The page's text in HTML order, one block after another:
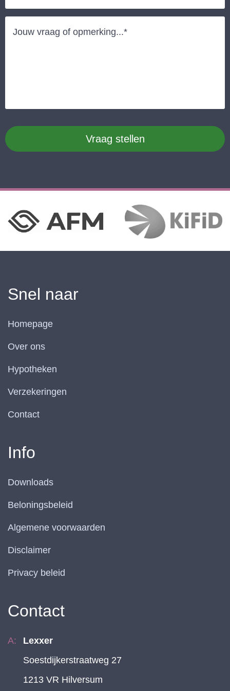
Snel naar
Homepage
Over ons
Hypotheken
Verzekeringen
Contact
Info
Downloads
Beloningsbeleid
Algemene voorwaarden
Disclaimer
Privacy beleid
Contact
Lexxer
Soestdijkerstraatweg 27
1213 VR Hilversum